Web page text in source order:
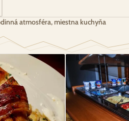
atmosféra, miestna kuchyňa